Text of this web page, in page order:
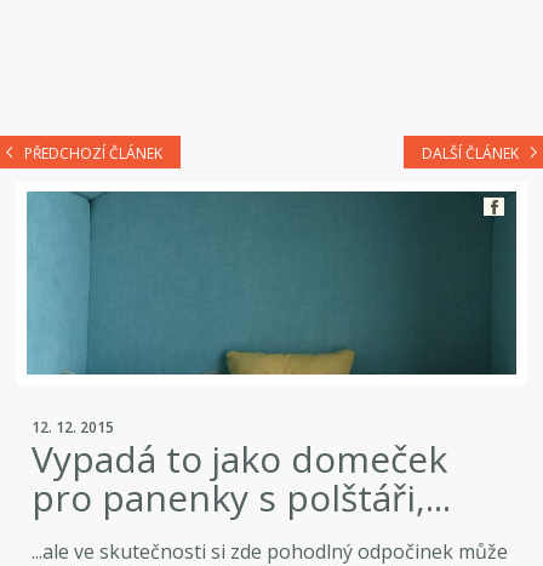
PŘEDCHOZÍ ČLÁNEK DALŠÍ ČLÁNEK
12. 12. 2015
Vypadá to jako domeček
pro panenky s polštáři,...
...ale ve skutečnosti si zde pohodlný odpočinek může